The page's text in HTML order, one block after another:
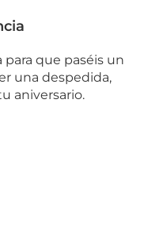
que paséis un
una despedida,
aniversario.